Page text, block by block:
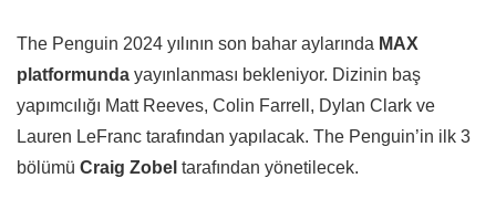
The Penguin 2024 yılının son bahar aylarında MAX
platformunda yayınlanması bekleniyor. Dizinin baş
yapımcılığı Matt Reeves, Colin Farrell, Dylan Clark ve
Lauren LeFranc tarafından yapılacak. The Penguin’in ilk 3
bölümü Craig Zobel tarafından yönetilecek.